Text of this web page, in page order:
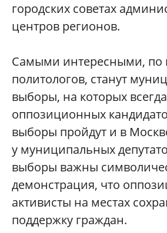
городских советах
центров регионов.
Самыми интересными, по
политологов, станут
выборы, на которых
оппозиционных
выборы пройдут и в
у муниципальных
выборы важны
демонстрация, что
активисты на местах
поддержку граждан.